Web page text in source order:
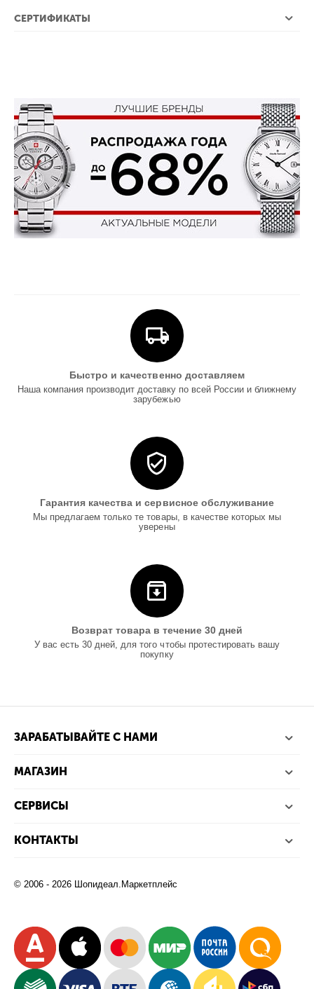
СЕРТИФИКАТЫ
Быстро и качественно доставляем
Наша компания производит доставку по всей России и ближнему
зарубежью
Гарантия качества и сервисное обслуживание
Мы предлагаем только те товары, в качестве которых мы
уверены
Возврат товара в течение 30 дней
У вас есть 30 дней, для того чтобы протестировать вашу
покупку
ЗАРАБАТЫВАЙТЕ С НАМИ
МАГАЗИН
СЕРВИСЫ
КОНТАКТЫ
© 2006 - 2026 Шопидеал.Маркетплейс